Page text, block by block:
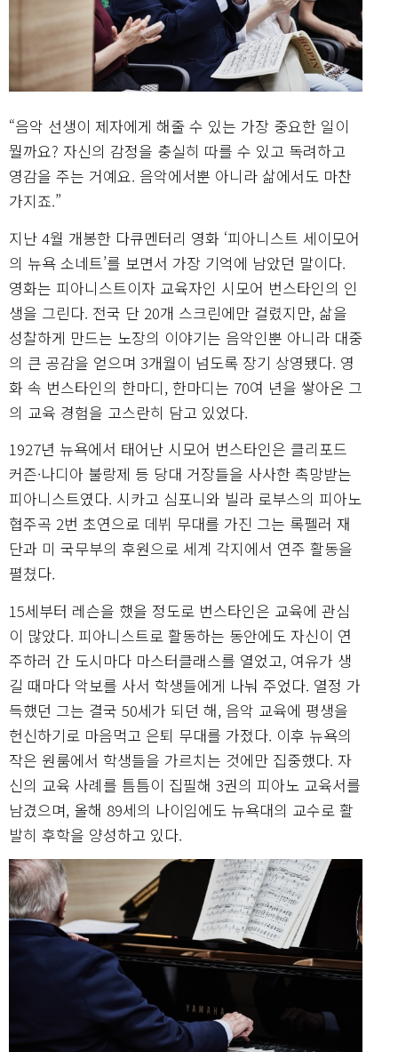
“음악 선생이 제자에게 해줄 수 있는 가장 중요한 일이
뭘까요? 자신의 감정을 충실히 따를 수 있고 독려하고
영감을 주는 거예요. 음악에서뿐 아니라 삶에서도 마찬
가지죠.”
지난 4월 개봉한 다큐멘터리 영화 ‘피아니스트 세이모어
의 뉴욕 소네트’를 보면서 가장 기억에 남았던 말이다.
영화는 피아니스트이자 교육자인 시모어 번스타인의 인
생을 그린다. 전국 단 20개 스크린에만 걸렸지만, 삶을
성찰하게 만드는 노장의 이야기는 음악인뿐 아니라 대중
의 큰 공감을 얻으며 3개월이 넘도록 장기 상영됐다. 영
화 속 번스타인의 한마디, 한마디는 70여 년을 쌓아온 그
의 교육 경험을 고스란히 담고 있었다.
1927년 뉴욕에서 태어난 시모어 번스타인은 클리포드
커즌·나디아 불랑제 등 당대 거장들을 사사한 촉망받는
피아니스트였다. 시카고 심포니와 빌라 로부스의 피아노
협주곡 2번 초연으로 데뷔 무대를 가진 그는 록펠러 재
단과 미 국무부의 후원으로 세계 각지에서 연주 활동을
펼쳤다.
15세부터 레슨을 했을 정도로 번스타인은 교육에 관심
이 많았다. 피아니스트로 활동하는 동안에도 자신이 연
주하러 간 도시마다 마스터클래스를 열었고, 여유가 생
길 때마다 악보를 사서 학생들에게 나눠 주었다. 열정 가
득했던 그는 결국 50세가 되던 해, 음악 교육에 평생을
헌신하기로 마음먹고 은퇴 무대를 가졌다. 이후 뉴욕의
작은 원룸에서 학생들을 가르치는 것에만 집중했다. 자
신의 교육 사례를 틈틈이 집필해 3권의 피아노 교육서를
남겼으며, 올해 89세의 나이임에도 뉴욕대의 교수로 활
발히 후학을 양성하고 있다.